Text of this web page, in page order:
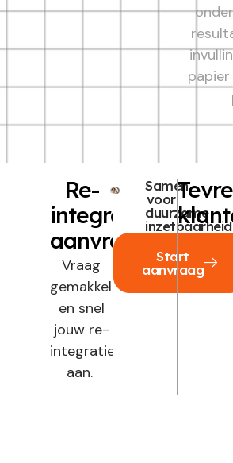
Re-
integratie
aanvragen?
Vraag
gemakkelijk
en snel
jouw re-
integratietraject
aan.
Samen
voor
duurzame
inzetbaarheid
Start
aanvraag